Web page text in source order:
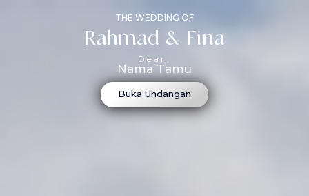
THE WEDDING OF
Rahmad & Fina
Dear,
Nama Tamu
Buka Undangan